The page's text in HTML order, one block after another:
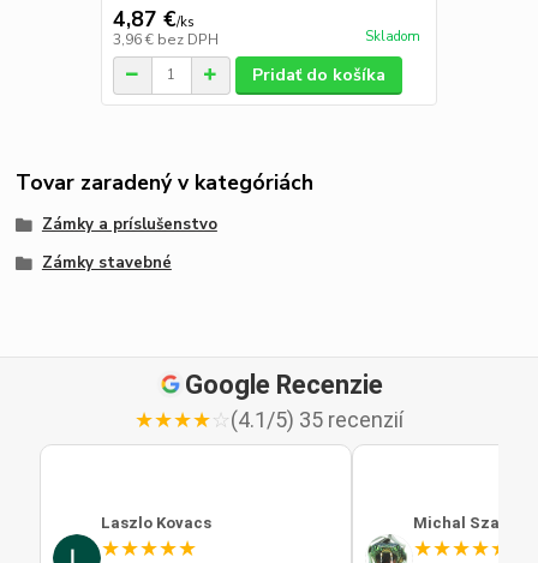
4,87 €/ks
3,96 € bez DPH Skladom
Pridať do košíka
Tovar zaradený v kategóriách
Zámky a príslušenstvo
Zámky stavebné
Google Recenzie
★★★★☆(4.1/5) 35 recenzií
Laszlo Kovacs
★★★★★
Michal Szabo
★★★★★